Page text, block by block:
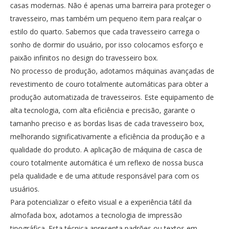
casas modernas. Não é apenas uma barreira para proteger o
travesseiro, mas também um pequeno item para realçar o
estilo do quarto. Sabemos que cada travesseiro carrega o
sonho de dormir do usuário, por isso colocamos esforço e
paixão infinitos no design do travesseiro box.
No processo de produção, adotamos máquinas avançadas de
revestimento de couro totalmente automáticas para obter a
produção automatizada de travesseiros. Este equipamento de
alta tecnologia, com alta eficiência e precisão, garante o
tamanho preciso e as bordas lisas de cada travesseiro box,
melhorando significativamente a eficiência da produção e a
qualidade do produto. A aplicação de máquina de casca de
couro totalmente automática é um reflexo de nossa busca
pela qualidade e de uma atitude responsável para com os
usuários.
Para potencializar o efeito visual e a experiência tátil da
almofada box, adotamos a tecnologia de impressão